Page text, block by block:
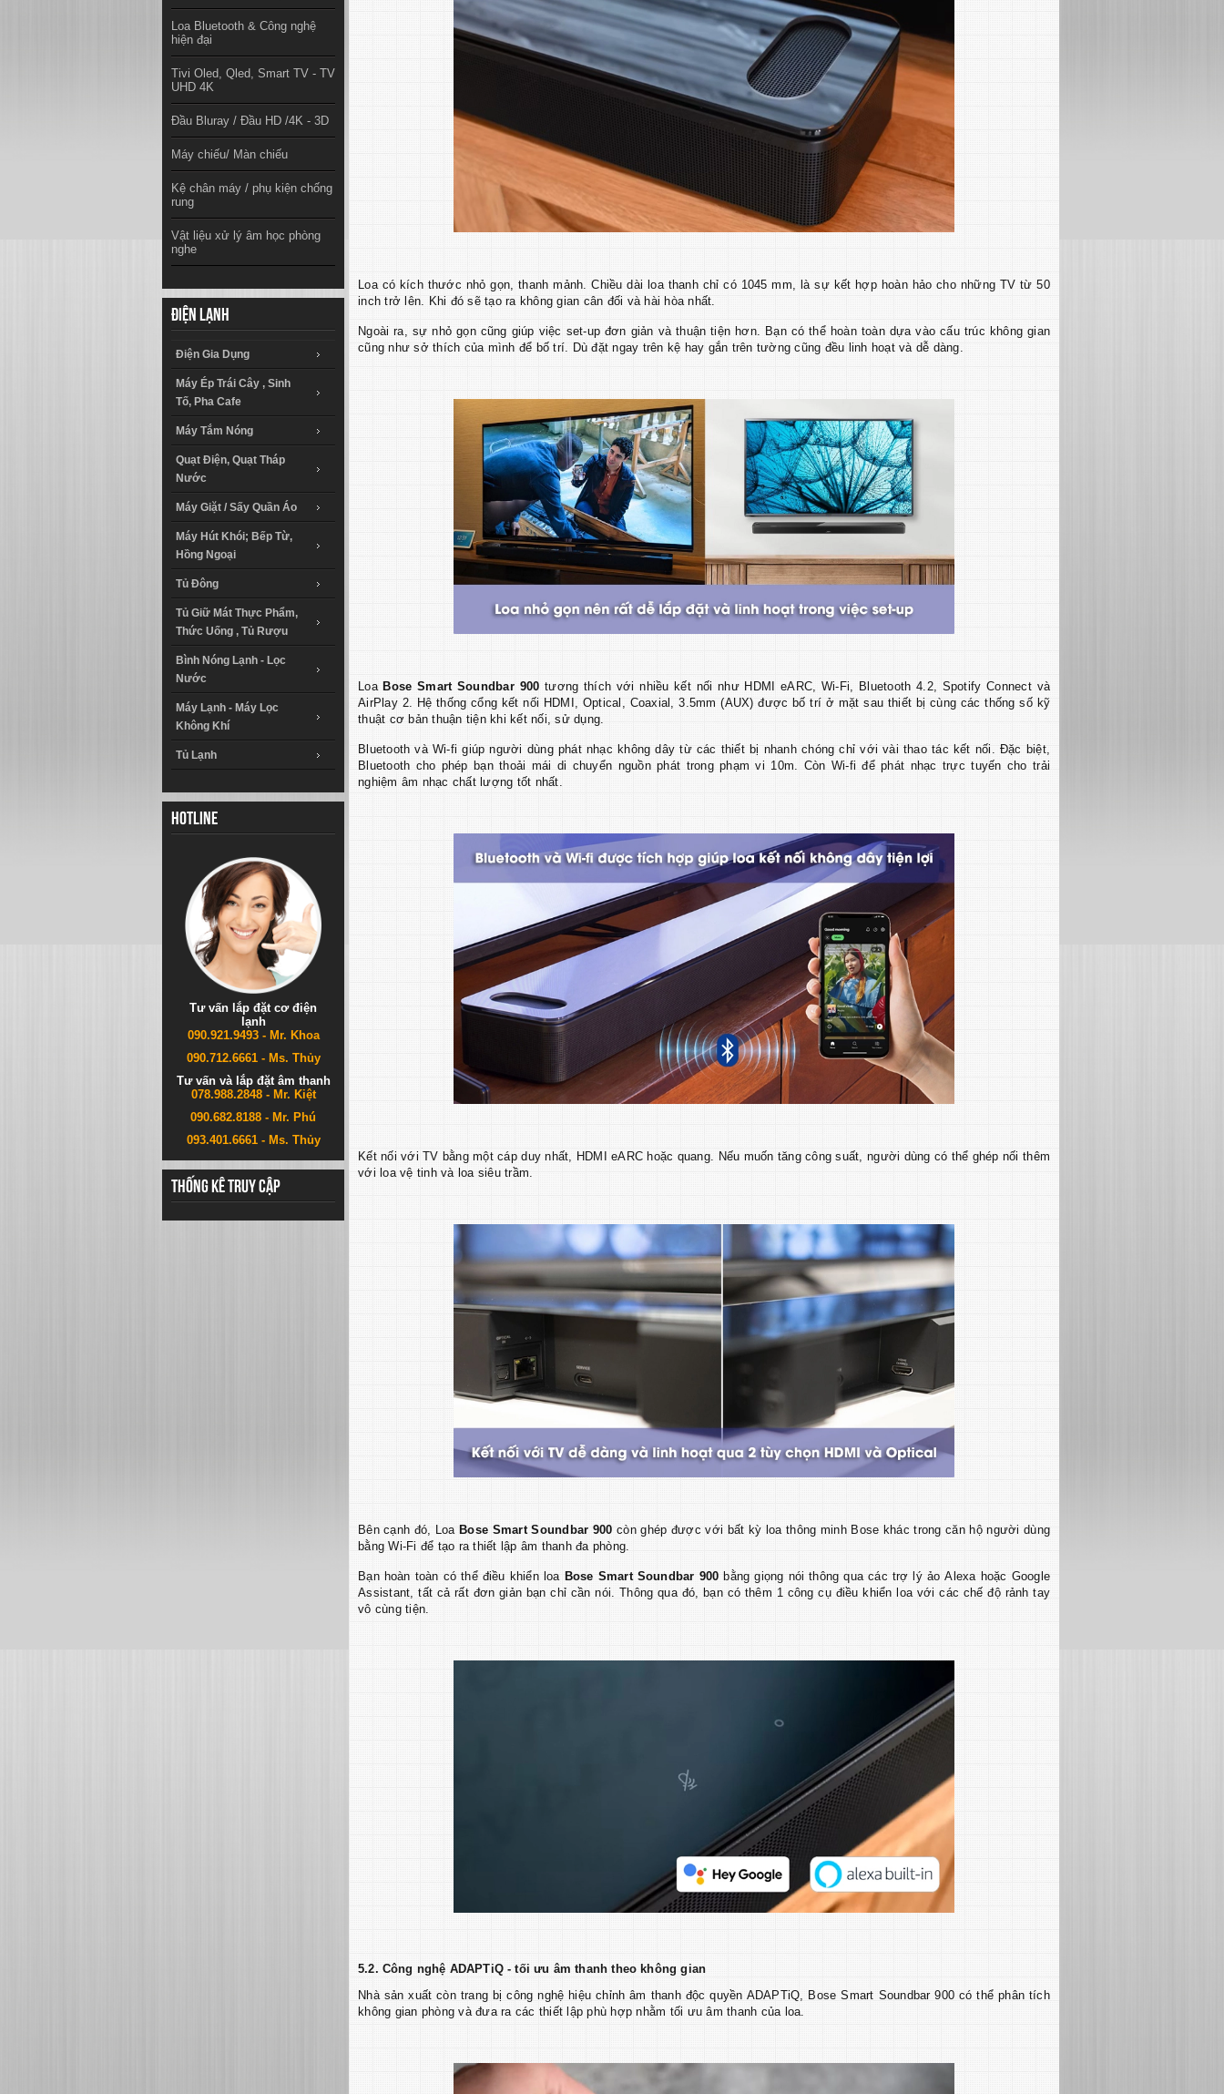
Loa Bluetooth & Công nghệ
hiện đại
Tivi Oled, Qled, Smart TV - TV
UHD 4K
Đầu Bluray / Đầu HD /4K - 3D
Máy chiếu/ Màn chiếu
Kệ chân máy / phụ kiện chống
rung
Vật liệu xử lý âm học phòng
nghe
Điện lạnh
Điện Gia Dụng
Máy Ép Trái Cây , Sinh
Tố, Pha Cafe
Máy Tắm Nóng
Quạt Điện, Quạt Tháp
Nước
Máy Giặt / Sấy Quần Áo
Máy Hút Khói; Bếp Từ,
Hồng Ngoại
Tủ Đông
Tủ Giữ Mát Thực Phẩm,
Thức Uống , Tủ Rượu
Bình Nóng Lạnh - Lọc
Nước
Máy Lạnh - Máy Lọc
Không Khí
Tủ Lạnh
Hotline
Tư vấn lắp đặt cơ điện
lạnh
090.921.9493 - Mr. Khoa
090.712.6661 - Ms. Thủy
Tư vấn và lắp đặt âm thanh
078.988.2848 - Mr. Kiệt
090.682.8188 - Mr. Phú
093.401.6661 - Ms. Thủy
Thống kê truy cập
Loa có kích thước nhỏ gọn, thanh mảnh. Chiều dài loa thanh chỉ có 1045 mm, là sự kết hợp hoàn hảo cho những TV từ 50
inch trở lên. Khi đó sẽ tạo ra không gian cân đối và hài hòa nhất.
Ngoài ra, sự nhỏ gọn cũng giúp việc set-up đơn giản và thuận tiện hơn. Bạn có thể hoàn toàn dựa vào cấu trúc không gian
cũng như sở thích của mình để bố trí. Dù đặt ngay trên kệ hay gắn trên tường cũng đều linh hoạt và dễ dàng.
Loa Bose Smart Soundbar 900 tương thích với nhiều kết nối như HDMI eARC, Wi-Fi, Bluetooth 4.2, Spotify Connect và
AirPlay 2. Hệ thống cổng kết nối HDMI, Optical, Coaxial, 3.5mm (AUX) được bố trí ở mặt sau thiết bị cùng các thống số kỹ
thuật cơ bản thuận tiện khi kết nối, sử dụng.
Bluetooth và Wi-fi giúp người dùng phát nhạc không dây từ các thiết bị nhanh chóng chỉ với vài thao tác kết nối. Đặc biệt,
Bluetooth cho phép bạn thoải mái di chuyển nguồn phát trong phạm vi 10m. Còn Wi-fi để phát nhạc trực tuyến cho trải
nghiệm âm nhạc chất lượng tốt nhất.
Kết nối với TV bằng một cáp duy nhất, HDMI eARC hoặc quang. Nếu muốn tăng công suất, người dùng có thể ghép nối thêm
với loa vệ tinh và loa siêu trầm.
Bên cạnh đó, Loa Bose Smart Soundbar 900 còn ghép được với bất kỳ loa thông minh Bose khác trong căn hộ người dùng
bằng Wi-Fi để tạo ra thiết lập âm thanh đa phòng.
Bạn hoàn toàn có thể điều khiển loa Bose Smart Soundbar 900 bằng giọng nói thông qua các trợ lý ảo Alexa hoặc Google
Assistant, tất cả rất đơn giản bạn chỉ cần nói. Thông qua đó, bạn có thêm 1 công cụ điều khiển loa với các chế độ rảnh tay
vô cùng tiện.
5.2. Công nghệ ADAPTiQ - tối ưu âm thanh theo không gian
Nhà sản xuất còn trang bị công nghệ hiệu chỉnh âm thanh độc quyền ADAPTiQ, Bose Smart Soundbar 900 có thể phân tích
không gian phòng và đưa ra các thiết lập phù hợp nhằm tối ưu âm thanh của loa.